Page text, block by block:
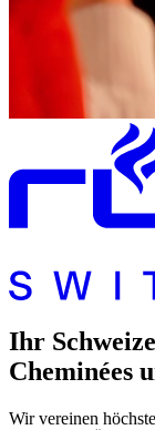
Ihr
Cheminées
Wir vereinen